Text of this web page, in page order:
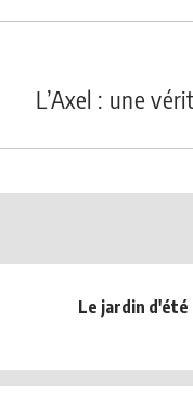
L’Axel : une
Le jardin d'été